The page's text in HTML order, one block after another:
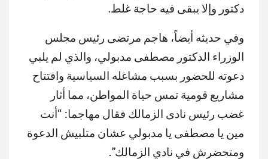
دكتور وإلا يبقى فيه حاجة غلط.
وفي حديثه أيضاً، هاجم مرتضى رئيس مجلس
الوزراء الدكتور مصطفى مدبولي، والذي لم يلبي
دعوته للحضور بسبب مشاغله السياسية وافتتاح
مشاريع قومية تمس حياة المواطن، مما أثار
غضب رئيس نادى الزمالك فقال مهاجما: “أنت
مين يا مصطفى يا مدبولي عشان متلبيش الدعوة
ومتحضرش في نادي الزمالك”.